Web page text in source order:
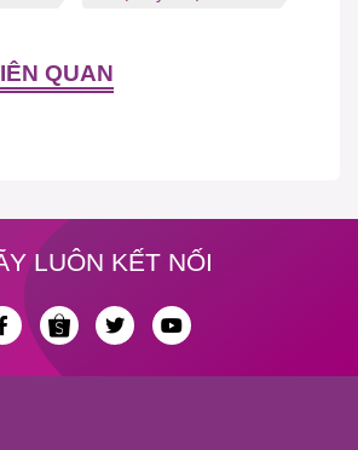
QUAN
LUÔN KẾT NỐI